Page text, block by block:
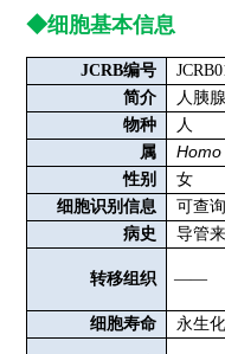
◆细胞基本信息
JCRB编号
简介
人胰
物种
人
属
Homo
性别
女
细胞识别信息
可查询
病史
导管
转移组织 ——
细胞寿命 永生化